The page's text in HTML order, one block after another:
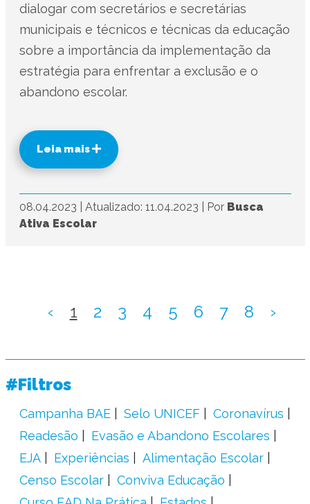
dialogar com secretários e secretárias
municipais e técnicos e técnicas da educação
sobre a importância da implementação da
estratégia para enfrentar a exclusão e o
abandono escolar.
Leia mais
08.04.2023 Atualizado: 11.04.2023 Por Busca
Ativa Escolar
‹ 1 2 3 4 5 6 7 8 ›
#Filtros
Campanha BAE Selo UNICEF
Coronavírus
Readesão
Evasão e Abandono Escolares
EJA
Experiências
Alimentação Escolar
Censo Escolar
Conviva Educação